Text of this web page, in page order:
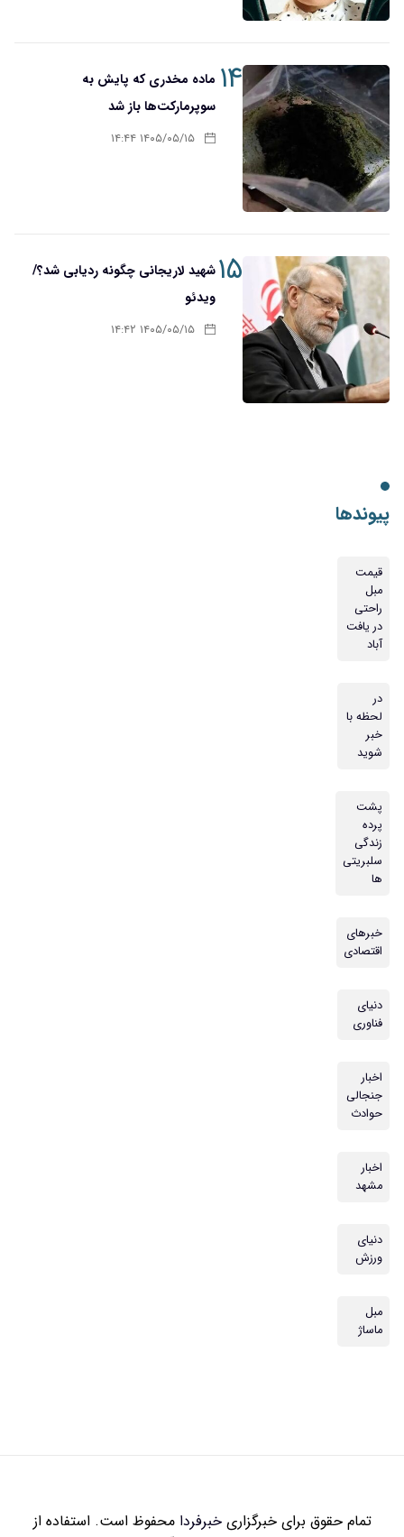
۱۴ ماده مخدری که پایش به
سوپرمارکت‌ها باز شد
۱۴۰۵/۰۵/۱۵ ۱۴:۴۴
۱۵شهید لاریجانی چگونه ردیابی شد؟/
ویدئو
۱۴۰۵/۰۵/۱۵ ۱۴:۴۲
پیوندها
قیمت
مبل
راحتی
در یافت
آباد
در
لحظه با
خبر
شوید
پشت
پرده
زندگی
سلبریتی
ها
خبرهای
اقتصادی
دنیای
فناوری
اخبار
جنجالی
حوادث
اخبار
مشهد
دنیای
ورزش
مبل
ماساژ
تمام حقوق برای خبرگزاریخبرفردامحفوظ است. استفاده از